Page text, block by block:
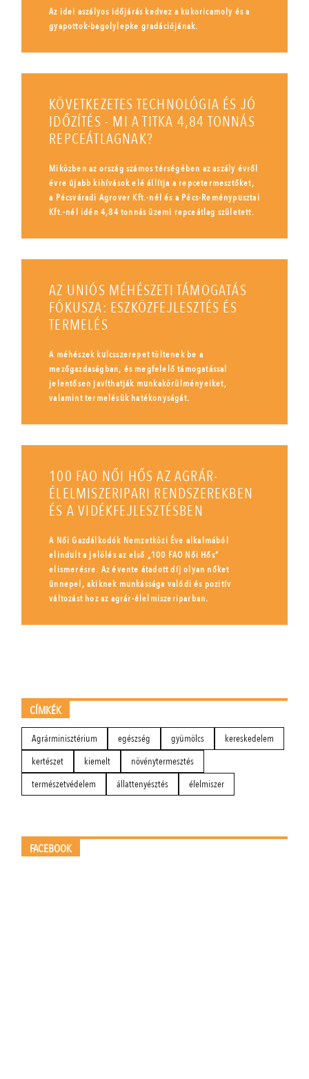
Az idei aszályos időjárás kedvez a kukoricamoly és a
gyapottok-bagolylepke gradációjának.
KÖVETKEZETES TECHNOLÓGIA ÉS JÓ
IDŐZÍTÉS - MI A TITKA 4,84 TONNÁS
REPCEÁTLAGNAK?
Miközben az ország számos térségében az aszály évről
évre újabb kihívások elé állítja a repcetermesztőket,
a Pécsváradi Agrover Kft.-nél és a Pécs-Reménypusztai
Kft.-nél idén 4,84 tonnás üzemi repceátlag született.
AZ UNIÓS MÉHÉSZETI TÁMOGATÁS
FÓKUSZA: ESZKÖZFEJLESZTÉS ÉS
TERMELÉS
A méhészek kulcsszerepet töltenek be a
mezőgazdaságban, és megfelelő támogatással
jelentősen javíthatják munkakörülményeiket,
valamint termelésük hatékonyságát.
100 FAO NŐI HŐS AZ AGRÁR-
ÉLELMISZERIPARI RENDSZEREKBEN
ÉS A VIDÉKFEJLESZTÉSBEN
A Női Gazdálkodók Nemzetközi Éve alkalmából
elindult a jelölés az első „100 FAO Női Hős”
elismerésre. Az évente átadott díj olyan nőket
ünnepel, akiknek munkássága valódi és pozitív
változást hoz az agrár-élelmiszeriparban.
CÍMKÉK
Agrárminisztérium egészség gyümölcs
kereskedelem
kertészet
kiemelt
növénytermesztés
természetvédelem
állattenyésztés élelmiszer
FACEBOOK